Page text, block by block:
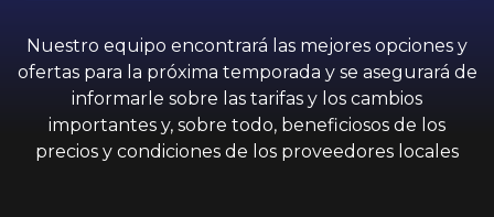
Nuestro equipo encontrará las mejores opciones y
ofertas para la próxima temporada y se asegurará de
informarle sobre las tarifas y los cambios
importantes y, sobre todo, beneficiosos de los
precios y condiciones de los proveedores locales